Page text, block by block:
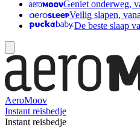
Geniet onderweg,
Veilig slapen,
De beste slaap
AeroMoov
Instant reisbedje
Instant reisbedje